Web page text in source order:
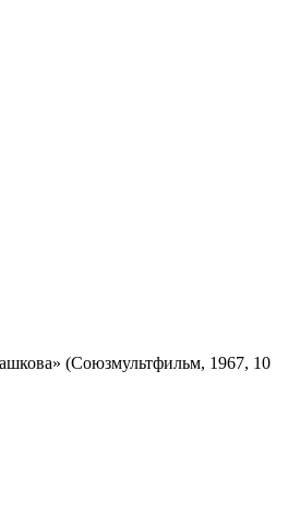
(Союзмультфильм, 1967, 10